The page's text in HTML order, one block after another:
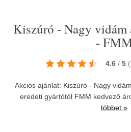
Kiszúró - Nagy vidám
-
4.6 / 5 (
Akciós ajánlat: Kiszúró - Nagy
eredeti gyártótól FMM kedvező
többet »